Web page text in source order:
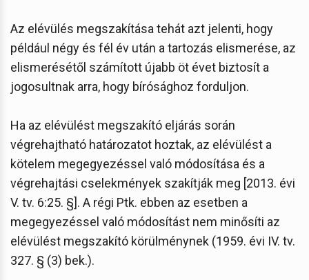
Az elévülés megszakítása tehát azt jelenti, hogy
például négy és fél év után a tartozás elismerése, az
elismerésétől számított újabb öt évet biztosít a
jogosultnak arra, hogy bírósághoz forduljon.
Ha az elévülést megszakító eljárás során
végrehajtható határozatot hoztak, az elévülést a
kötelem megegyezéssel való módosítása és a
végrehajtási cselekmények szakítják meg [2013. évi
V. tv. 6:25. §]. A régi Ptk. ebben az esetben a
megegyezéssel való módosítást nem minősíti az
elévülést megszakító körülménynek (1959. évi IV. tv.
327. § (3) bek.).